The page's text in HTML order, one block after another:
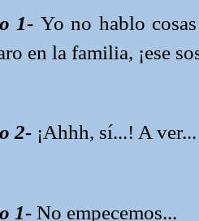
1- Yo no hablo
en la familia, ¡ese
2- ¡Ahhh, sí...! A
1- No empecemos...